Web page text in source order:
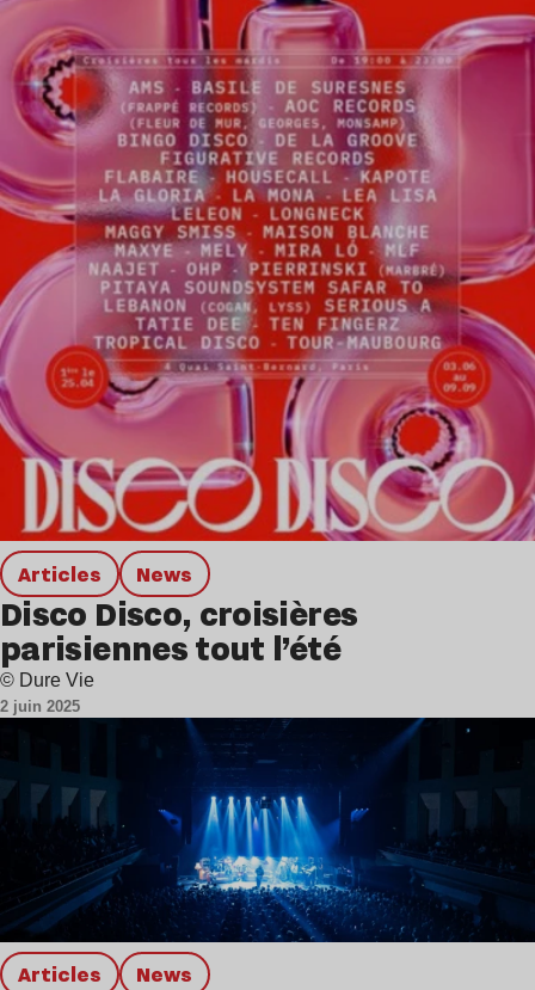
Articles news
Disco Disco, croisières
parisiennes tout l’été
© Dure Vie
2 juin 2025
Articles news